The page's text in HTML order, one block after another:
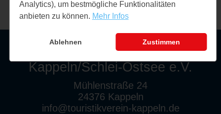
Touristikverein
Kappeln/Schlei-Ostsee e.V.
Mühlenstraße 24
24376 Kappeln
info@touristikverein-kappeln.de
Analytics), um bestmögliche Funktionalitäten
anbieten zu können. Mehr Infos
Ablehnen Zustimmen